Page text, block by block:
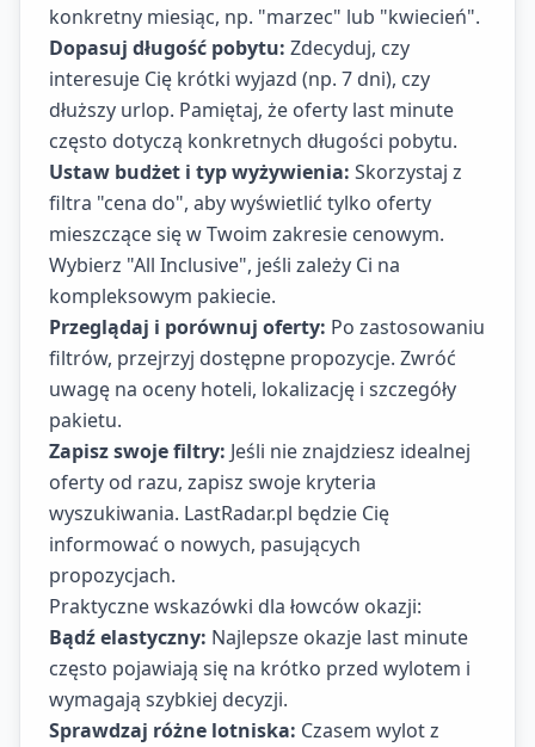
konkretny miesiąc, np. "marzec" lub "kwiecień".
Dopasuj długość pobytu: Zdecyduj, czy
interesuje Cię krótki wyjazd (np. 7 dni), czy
dłuższy urlop. Pamiętaj, że oferty last minute
często dotyczą konkretnych długości pobytu.
Ustaw budżet i typ wyżywienia: Skorzystaj z
filtra "cena do", aby wyświetlić tylko oferty
mieszczące się w Twoim zakresie cenowym.
Wybierz "All Inclusive", jeśli zależy Ci na
kompleksowym pakiecie.
Przeglądaj i porównuj oferty: Po zastosowaniu
filtrów, przejrzyj dostępne propozycje. Zwróć
uwagę na oceny hoteli, lokalizację i szczegóły
pakietu.
Zapisz swoje filtry: Jeśli nie znajdziesz idealnej
oferty od razu, zapisz swoje kryteria
wyszukiwania. LastRadar.pl będzie Cię
informować o nowych, pasujących
propozycjach.
Praktyczne wskazówki dla łowców okazji:
Bądź elastyczny: Najlepsze okazje last minute
często pojawiają się na krótko przed wylotem i
wymagają szybkiej decyzji.
Sprawdzaj różne lotniska: Czasem wylot z